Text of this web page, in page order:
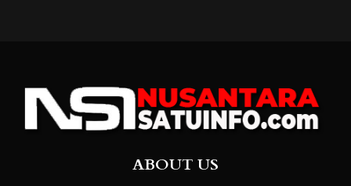
ABOUT US